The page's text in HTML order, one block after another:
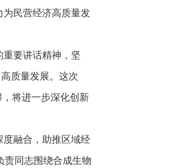
为民营经济高质量发
要讲话精神，坚
质量发展。这次
将进一步深化创新
度融合，助推区域经
责同志围绕合成生物